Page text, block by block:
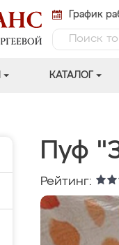
График
КАТАЛОГ
Пуф
Рейтинг: